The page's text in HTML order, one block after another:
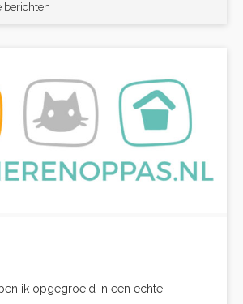
berichten
ik opgegroeid in een echte,